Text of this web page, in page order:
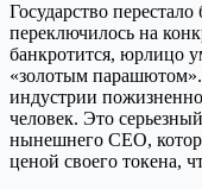
Государство
переключилось на
банкротится, юрлицо
«золотым
индустрии
человек. Это
нынешнего CEO,
ценой своего токена,